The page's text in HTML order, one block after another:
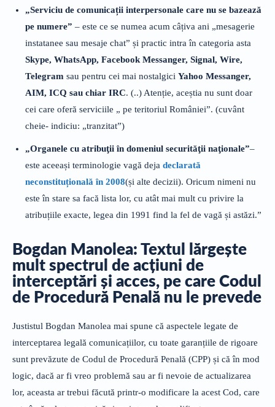
„Serviciu de comunicații interpersonale care nu se bazează
pe numere” – este ce se numea acum câțiva ani „mesagerie
instatanee sau mesaje chat” și practic intra în categoria asta
Skype, WhatsApp, Facebook Messanger, Signal, Wire,
Telegram sau pentru cei mai nostalgici Yahoo Messanger,
AIM, ICQ sau chiar IRC. (..) Atenție, aceștia nu sunt doar
cei care oferă serviciile „ pe teritoriul României”. (cuvânt
cheie- indiciu: „tranzitat”)
„Organele cu atribuţii în domeniul securităţii naţionale”–
este aceeași terminologie vagă deja declarată
neconstituțională în 2008(și alte decizii). Oricum nimeni nu
este în stare sa facă lista lor, cu atât mai mult cu privire la
atribuțiile exacte, legea din 1991 find la fel de vagă și astăzi.”
Bogdan Manolea: Textul lărgește
mult spectrul de acțiuni de
interceptări și acces, pe care Codul
de Procedură Penală nu le prevede
Justistul Bogdan Manolea mai spune că aspectele legate de
interceptarea legală comunicațiilor, cu toate garanțiile de rigoare
sunt prevăzute de Codul de Procedură Penală (CPP) și că în mod
logic, dacă ar fi vreo problemă sau ar fi nevoie de actualizarea
lor, aceasta ar trebui făcută printr-o modificare la acest Cod, care